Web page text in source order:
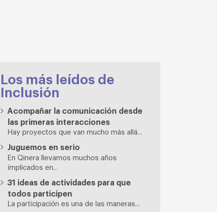
Los más leídos de
Inclusión
Acompañar la comunicación desde
las primeras interacciones
Hay proyectos que van mucho más allá...
Juguemos en serio
En Qinera llevamos muchos años
implicados en...
31 ideas de actividades para que
todos participen
La participación es una de las maneras...